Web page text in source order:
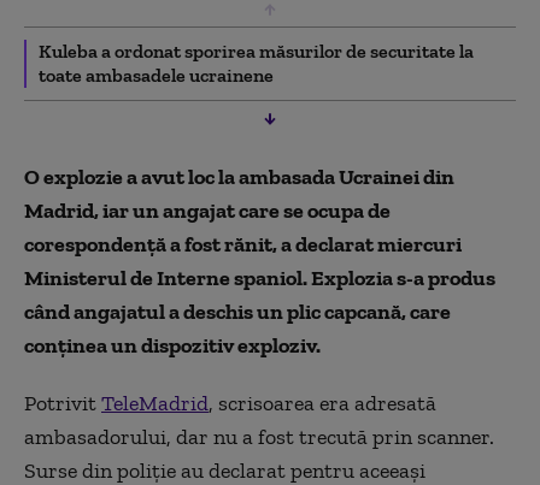
Kuleba a ordonat sporirea măsurilor de securitate la
toate ambasadele ucrainene
O explozie a avut loc la ambasada Ucrainei din
Madrid, iar un angajat care se ocupa de
corespondență a fost rănit, a declarat miercuri
Ministerul de Interne spaniol. Explozia s-a produs
când angajatul a deschis un plic capcană, care
conținea un dispozitiv exploziv.
PotrivitTeleMadrid, scrisoarea era adresată
ambasadorului, dar nu a fost trecută prin scanner.
Surse din poliție au declarat pentru aceeași